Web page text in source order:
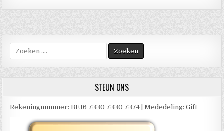
naar:
STEUN ONS
Rekeningnummer: BE16 7330 7330 7374 | Mededeling: Gift